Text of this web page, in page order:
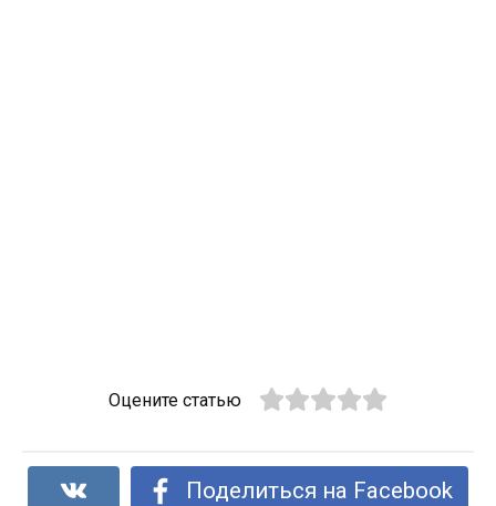
Оцените статью
Поделиться на Facebook